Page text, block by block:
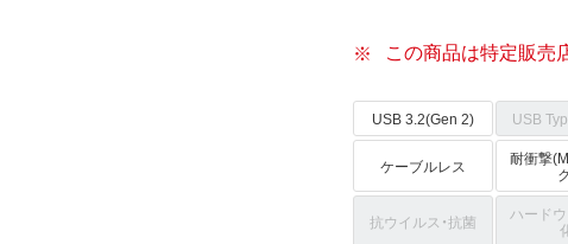
この商品は特定販売
USB 3.2(Gen 2) USB
ケーブルレス 耐衝撃
抗ウイルス・抗菌 ハード